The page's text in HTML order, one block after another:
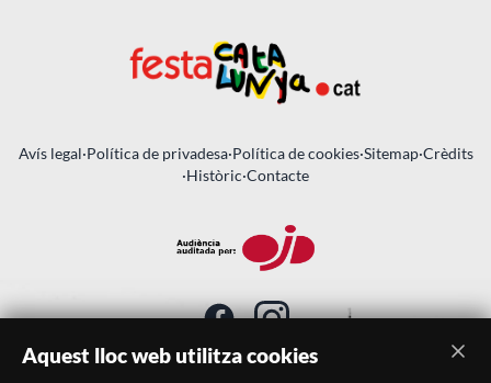
Avís legal·Política de privadesa·Política de cookies·Sitemap·Crèdits
·Històric·Contacte
Aquest lloc web utilitza cookies